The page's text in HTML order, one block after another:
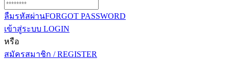
ลืมรหัสผ่านFORGOT PASSWORD
เข้าสู่ระบบ LOGIN
หรือ
สมัครสมาชิก / REGISTER